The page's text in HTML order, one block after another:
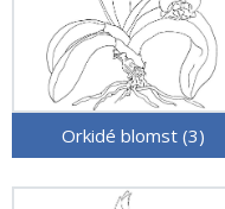
Orkidé blomst (3)